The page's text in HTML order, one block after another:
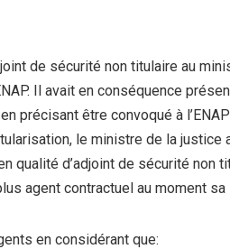
de sécurité non titulaire au
Il avait en conséquence
précisant être convoqué à
le ministre de la justice
qualité d’adjoint de sécurité non
agent contractuel au moment
en considérant que: